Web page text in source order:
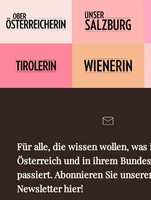
Für alle, die wissen wollen, was
Österreich und in ihrem
passiert. Abonnieren Sie
Newsletter hier!